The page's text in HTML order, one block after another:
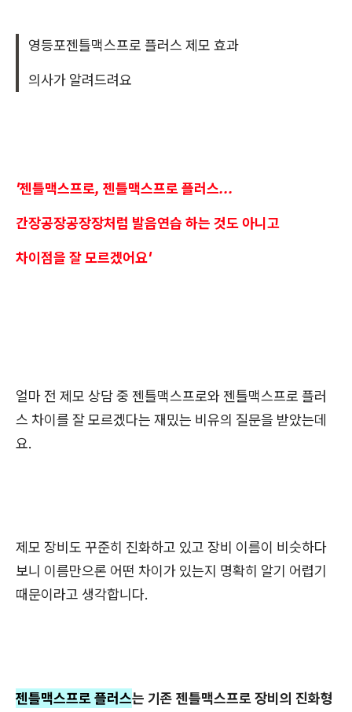
영등포젠틀맥스프로 플러스 제모 효과
의사가 알려드려요
'젠틀맥스프로, 젠틀맥스프로 플러스...
간장공장공장장처럼 발음연습 하는 것도 아니고
차이점을 잘 모르겠어요'
얼마 전 제모 상담 중 젠틀맥스프로와 젠틀맥스프로 플러
스 차이를 잘 모르겠다는 재밌는 비유의 질문을 받았는데
요.
제모 장비도 꾸준히 진화하고 있고 장비 이름이 비슷하다
보니 이름만으론 어떤 차이가 있는지 명확히 알기 어렵기
때문이라고 생각합니다.
젠틀맥스프로 플러스는 기존 젠틀맥스프로 장비의 진화형